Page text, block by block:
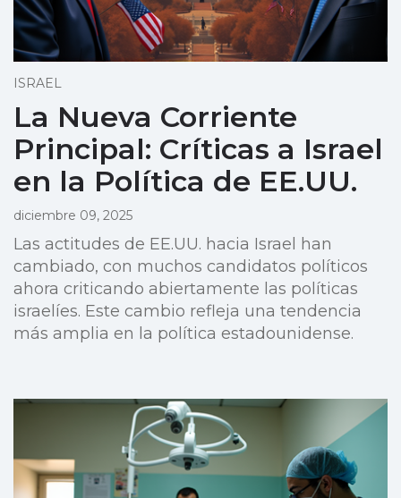
ISRAEL
La Nueva Corriente
Principal: Críticas a Israel
en la Política de EE.UU.
diciembre 09, 2025
Las actitudes de EE.UU. hacia Israel han
cambiado, con muchos candidatos políticos
ahora criticando abiertamente las políticas
israelíes. Este cambio refleja una tendencia
más amplia en la política estadounidense.